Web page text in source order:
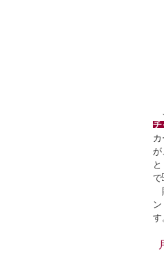
チ
カ
が
と
で
ン
す